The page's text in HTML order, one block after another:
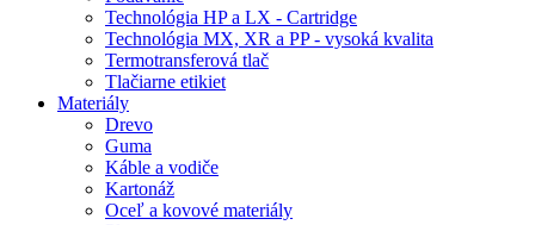
Technológia HP a LX - Cartridge
Technológia MX, XR a PP - vysoká kvalita
Termotransferová tlač
Tlačiarne etikiet
Materiály
Drevo
Guma
Káble a vodiče
Kartonáž
Oceľ a kovové materiály